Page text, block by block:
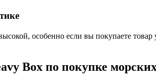
особенно если вы покупаете
Box по покупке